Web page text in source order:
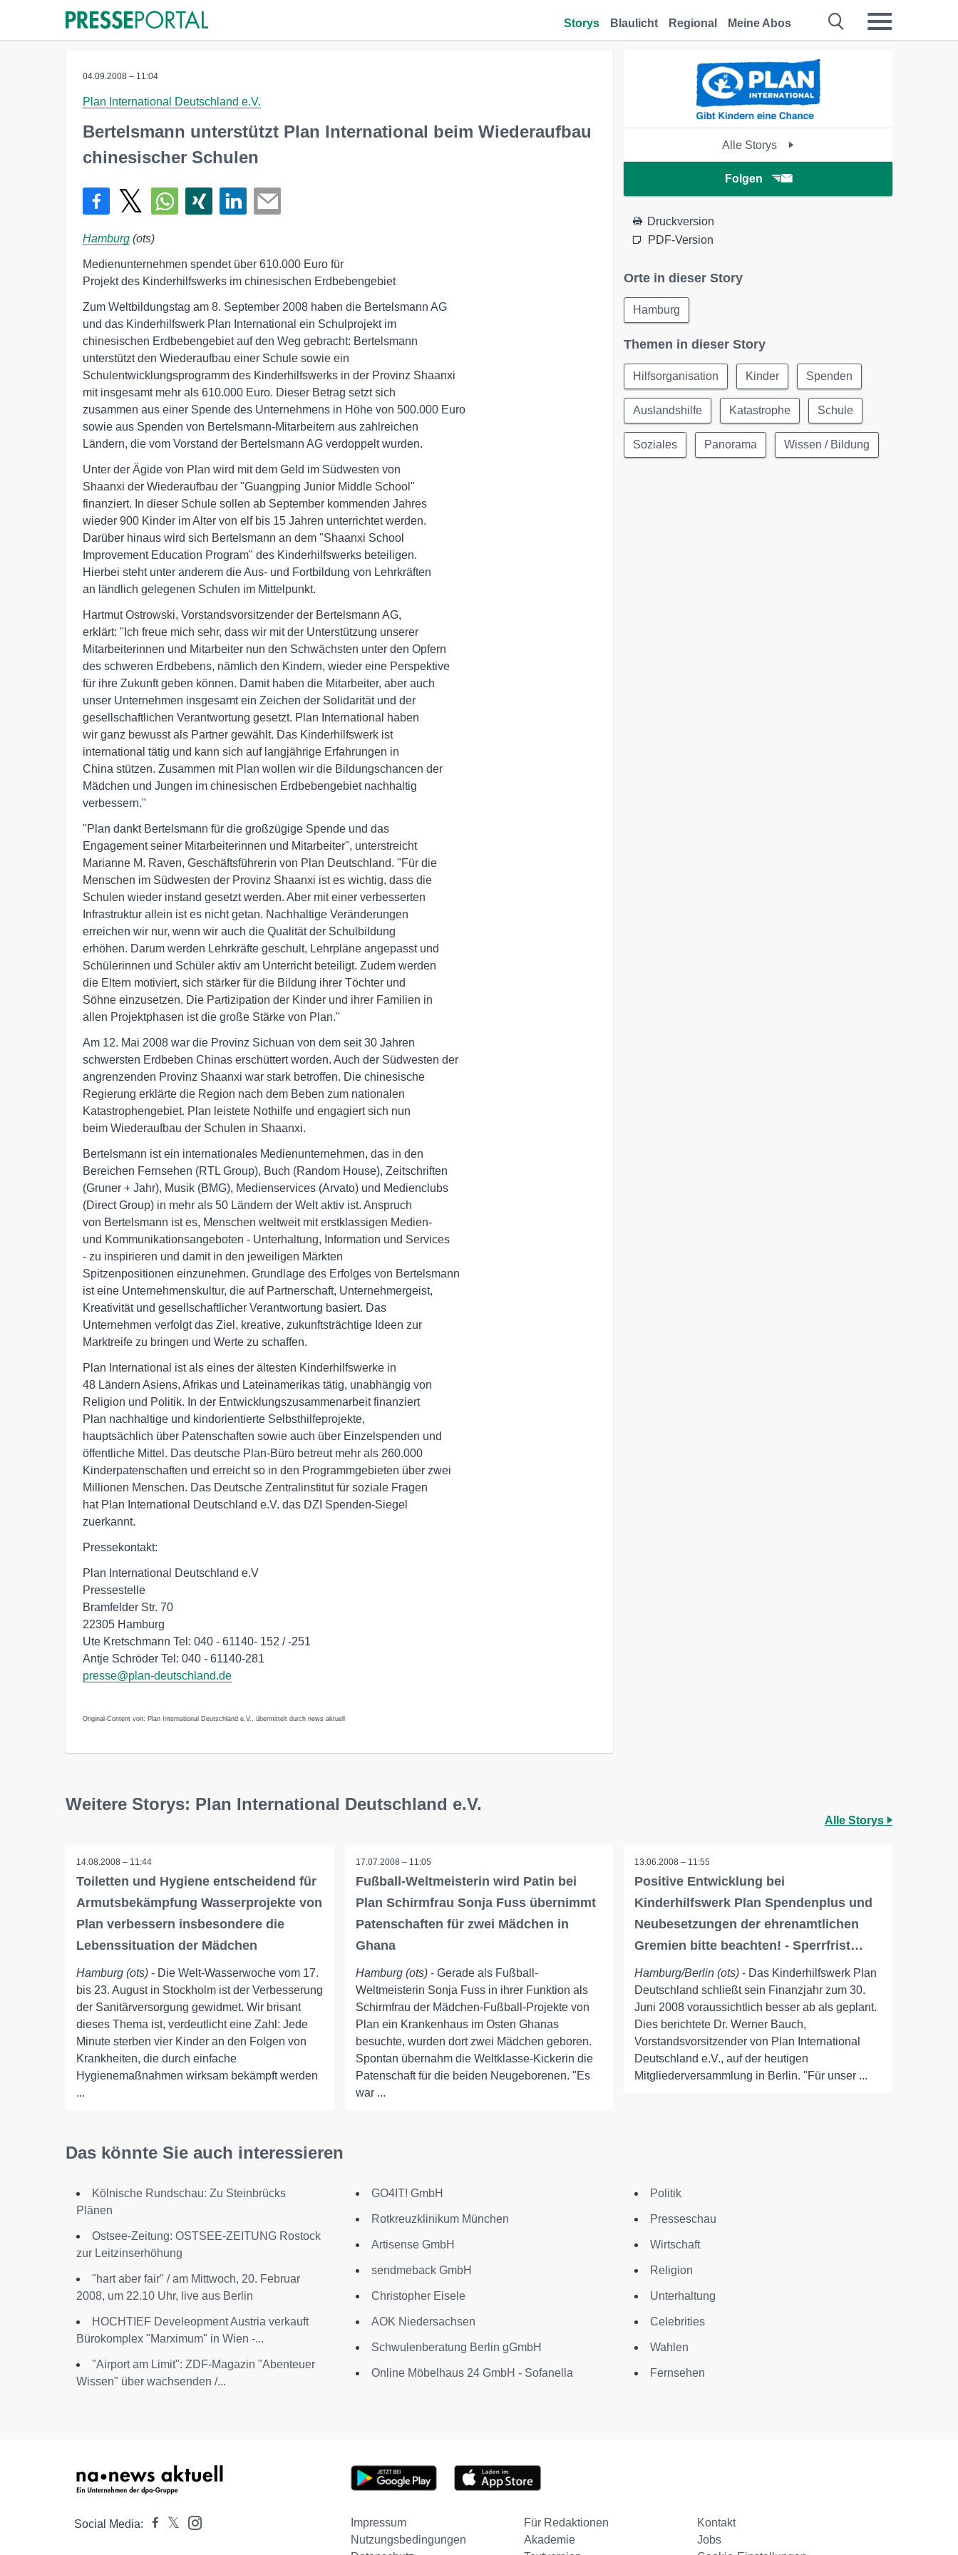
Storys Blaulicht Regional Meine Abos
04.09.2008 – 11:04
Plan International Deutschland e.V.
Bertelsmann unterstützt Plan International beim Wiederaufbau
chinesischer Schulen
Hamburg (ots)
Medienunternehmen spendet über 610.000 Euro für
Projekt des Kinderhilfswerks im chinesischen Erdbebengebiet
Zum Weltbildungstag am 8. September 2008 haben die Bertelsmann AG
und das Kinderhilfswerk Plan International ein Schulprojekt im
chinesischen Erdbebengebiet auf den Weg gebracht: Bertelsmann
unterstützt den Wiederaufbau einer Schule sowie ein
Schulentwicklungsprogramm des Kinderhilfswerks in der Provinz Shaanxi
mit insgesamt mehr als 610.000 Euro. Dieser Betrag setzt sich
zusammen aus einer Spende des Unternehmens in Höhe von 500.000 Euro
sowie aus Spenden von Bertelsmann-Mitarbeitern aus zahlreichen
Ländern, die vom Vorstand der Bertelsmann AG verdoppelt wurden.
Unter der Ägide von Plan wird mit dem Geld im Südwesten von
Shaanxi der Wiederaufbau der "Guangping Junior Middle School"
finanziert. In dieser Schule sollen ab September kommenden Jahres
wieder 900 Kinder im Alter von elf bis 15 Jahren unterrichtet werden.
Darüber hinaus wird sich Bertelsmann an dem "Shaanxi School
Improvement Education Program" des Kinderhilfswerks beteiligen.
Hierbei steht unter anderem die Aus- und Fortbildung von Lehrkräften
an ländlich gelegenen Schulen im Mittelpunkt.
Hartmut Ostrowski, Vorstandsvorsitzender der Bertelsmann AG,
erklärt: "Ich freue mich sehr, dass wir mit der Unterstützung unserer
Mitarbeiterinnen und Mitarbeiter nun den Schwächsten unter den Opfern
des schweren Erdbebens, nämlich den Kindern, wieder eine Perspektive
für ihre Zukunft geben können. Damit haben die Mitarbeiter, aber auch
unser Unternehmen insgesamt ein Zeichen der Solidarität und der
gesellschaftlichen Verantwortung gesetzt. Plan International haben
wir ganz bewusst als Partner gewählt. Das Kinderhilfswerk ist
international tätig und kann sich auf langjährige Erfahrungen in
China stützen. Zusammen mit Plan wollen wir die Bildungschancen der
Mädchen und Jungen im chinesischen Erdbebengebiet nachhaltig
verbessern."
"Plan dankt Bertelsmann für die großzügige Spende und das
Engagement seiner Mitarbeiterinnen und Mitarbeiter", unterstreicht
Marianne M. Raven, Geschäftsführerin von Plan Deutschland. "Für die
Menschen im Südwesten der Provinz Shaanxi ist es wichtig, dass die
Schulen wieder instand gesetzt werden. Aber mit einer verbesserten
Infrastruktur allein ist es nicht getan. Nachhaltige Veränderungen
erreichen wir nur, wenn wir auch die Qualität der Schulbildung
erhöhen. Darum werden Lehrkräfte geschult, Lehrpläne angepasst und
Schülerinnen und Schüler aktiv am Unterricht beteiligt. Zudem werden
die Eltern motiviert, sich stärker für die Bildung ihrer Töchter und
Söhne einzusetzen. Die Partizipation der Kinder und ihrer Familien in
allen Projektphasen ist die große Stärke von Plan."
Am 12. Mai 2008 war die Provinz Sichuan von dem seit 30 Jahren
schwersten Erdbeben Chinas erschüttert worden. Auch der Südwesten der
angrenzenden Provinz Shaanxi war stark betroffen. Die chinesische
Regierung erklärte die Region nach dem Beben zum nationalen
Katastrophengebiet. Plan leistete Nothilfe und engagiert sich nun
beim Wiederaufbau der Schulen in Shaanxi.
Bertelsmann ist ein internationales Medienunternehmen, das in den
Bereichen Fernsehen (RTL Group), Buch (Random House), Zeitschriften
(Gruner + Jahr), Musik (BMG), Medienservices (Arvato) und Medienclubs
(Direct Group) in mehr als 50 Ländern der Welt aktiv ist. Anspruch
von Bertelsmann ist es, Menschen weltweit mit erstklassigen Medien-
und Kommunikationsangeboten - Unterhaltung, Information und Services
- zu inspirieren und damit in den jeweiligen Märkten
Spitzenpositionen einzunehmen. Grundlage des Erfolges von Bertelsmann
ist eine Unternehmenskultur, die auf Partnerschaft, Unternehmergeist,
Kreativität und gesellschaftlicher Verantwortung basiert. Das
Unternehmen verfolgt das Ziel, kreative, zukunftsträchtige Ideen zur
Marktreife zu bringen und Werte zu schaffen.
Plan International ist als eines der ältesten Kinderhilfswerke in
48 Ländern Asiens, Afrikas und Lateinamerikas tätig, unabhängig von
Religion und Politik. In der Entwicklungszusammenarbeit finanziert
Plan nachhaltige und kindorientierte Selbsthilfeprojekte,
hauptsächlich über Patenschaften sowie auch über Einzelspenden und
öffentliche Mittel. Das deutsche Plan-Büro betreut mehr als 260.000
Kinderpatenschaften und erreicht so in den Programmgebieten über zwei
Millionen Menschen. Das Deutsche Zentralinstitut für soziale Fragen
hat Plan International Deutschland e.V. das DZI Spenden-Siegel
zuerkannt.
Pressekontakt:
Plan International Deutschland e.V
Pressestelle
Bramfelder Str. 70
22305 Hamburg
Ute Kretschmann Tel: 040 - 61140- 152 / -251
Antje Schröder Tel: 040 - 61140-281
presse@plan-deutschland.de
Original-Content von: Plan International Deutschland e.V., übermittelt durch news aktuell
Alle Storys
Folgen
Druckversion
PDF-Version
Orte in dieser Story
Hamburg
Themen in dieser Story
Hilfsorganisation Kinder Spenden
Auslandshilfe Katastrophe Schule
Soziales Panorama Wissen / Bildung
Weitere Storys: Plan International Deutschland e.V.
Alle Storys
14.08.2008 – 11:44
Toiletten und Hygiene entscheidend für
Armutsbekämpfung Wasserprojekte von
Plan verbessern insbesondere die
Lebenssituation der Mädchen
Hamburg (ots) - Die Welt-Wasserwoche vom 17.
bis 23. August in Stockholm ist der Verbesserung
der Sanitärversorgung gewidmet. Wir brisant
dieses Thema ist, verdeutlicht eine Zahl: Jede
Minute sterben vier Kinder an den Folgen von
Krankheiten, die durch einfache
Hygienemaßnahmen wirksam bekämpft werden
...
17.07.2008 – 11:05
Fußball-Weltmeisterin wird Patin bei
Plan Schirmfrau Sonja Fuss übernimmt
Patenschaften für zwei Mädchen in
Ghana
Hamburg (ots)- Gerade als Fußball-
Weltmeisterin Sonja Fuss in ihrer Funktion als
Schirmfrau der Mädchen-Fußball-Projekte von
Plan ein Krankenhaus im Osten Ghanas
besuchte, wurden dort zwei Mädchen geboren.
Spontan übernahm die Weltklasse-Kickerin die
Patenschaft für die beiden Neugeborenen. "Es
war ...
13.06.2008 – 11:55
Positive Entwicklung bei
Kinderhilfswerk Plan Spendenplus und
Neubesetzungen der ehrenamtlichen
Gremien bitte beachten! - Sperrfrist…
Hamburg/Berlin (ots) - Das Kinderhilfswerk Plan
Deutschland schließt sein Finanzjahr zum 30.
Juni 2008 voraussichtlich besser ab als geplant.
Dies berichtete Dr. Werner Bauch,
Vorstandsvorsitzender von Plan International
Deutschland e.V., auf der heutigen
Mitgliederversammlung in Berlin. "Für unser ...
Das könnte Sie auch interessieren
Kölnische Rundschau: Zu Steinbrücks
Plänen
Ostsee-Zeitung: OSTSEE-ZEITUNG Rostock
zur Leitzinserhöhung
"hart aber fair" / am Mittwoch, 20. Februar
2008, um 22.10 Uhr, live aus Berlin
HOCHTIEF Develeopment Austria verkauft
Bürokomplex "Marximum" in Wien -...
"Airport am Limit": ZDF-Magazin "Abenteuer
Wissen" über wachsenden /...
GO4IT! GmbH
Rotkreuzklinikum München
Artisense GmbH
sendmeback GmbH
Christopher Eisele
AOK Niedersachsen
Schwulenberatung Berlin gGmbH
Online Möbelhaus 24 GmbH - Sofanella
Politik
Presseschau
Wirtschaft
Religion
Unterhaltung
Celebrities
Wahlen
Fernsehen
Social Media: Impressum Für Redaktionen
Kontakt
Nutzungsbedingungen
Akademie
Jobs